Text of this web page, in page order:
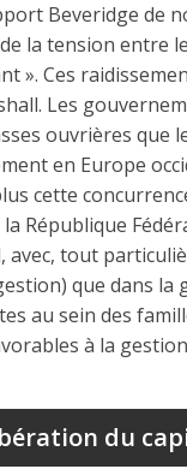
Beveridge de
la tension entre
». Ces
Les
ouvrières que
en Europe
cette
la République
avec, tout
que dans la
au sein des
à la gestion
du